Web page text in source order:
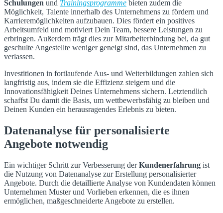
Schulungen und Trainingsprogramme bieten zudem die
Möglichkeit, Talente innerhalb des Unternehmens zu fördern und
Karrieremöglichkeiten aufzubauen. Dies fördert ein positives
Arbeitsumfeld und motiviert Dein Team, bessere Leistungen zu
erbringen. Außerdem trägt dies zur Mitarbeiterbindung bei, da gut
geschulte Angestellte weniger geneigt sind, das Unternehmen zu
verlassen.
Investitionen in fortlaufende Aus- und Weiterbildungen zahlen sich
langfristig aus, indem sie die Effizienz steigern und die
Innovationsfähigkeit Deines Unternehmens sichern. Letztendlich
schaffst Du damit die Basis, um wettbewerbsfähig zu bleiben und
Deinen Kunden ein herausragendes Erlebnis zu bieten.
Datenanalyse für personalisierte
Angebote notwendig
Ein wichtiger Schritt zur Verbesserung derKundenerfahrung ist
die Nutzung von Datenanalyse zur Erstellung personalisierter
Angebote. Durch die detaillierte Analyse von Kundendaten können
Unternehmen Muster und Vorlieben erkennen, die es ihnen
ermöglichen, maßgeschneiderte Angebote zu erstellen.